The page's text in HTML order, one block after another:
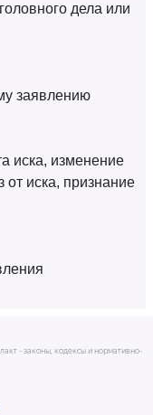
дела или
заявлению
иска, изменение
от иска, признание
- законы, кодексы и нормативно-